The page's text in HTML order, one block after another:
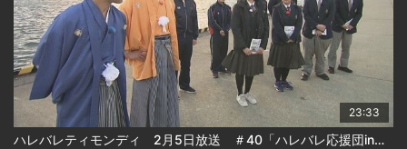
23:33
ハレバレティモンディ 2月5日放送 ＃40「ハレバレ応援団in松前(後)」